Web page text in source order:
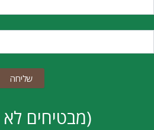
(מבטיחים